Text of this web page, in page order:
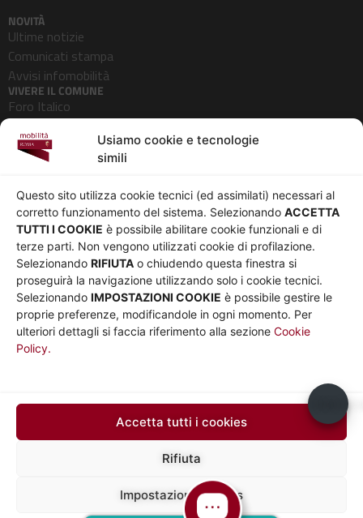
Usiamo cookie e tecnologie
simili
Questo sito utilizza cookie tecnici (ed assimilati) necessari al
corretto funzionamento del sistema. Selezionando ACCETTA
TUTTI I COOKIE è possibile abilitare cookie funzionali e di
terze parti. Non vengono utilizzati cookie di profilazione.
Selezionando RIFIUTA o chiudendo questa finestra si
proseguirà la navigazione utilizzando solo i cookie tecnici.
Selezionando IMPOSTAZIONI COOKIE è possibile gestire le
proprie preferenze, modificandole in ogni momento. Per
ulteriori dettagli si faccia riferimento alla sezione Cookie
Policy.
Accetta tutti i cookies
Rifiuta
Impostazioni cookies
NOVITÀ
Ultime notizie
Comunicati stampa
Avvisi infomobilità
VIVERE IL COMUNE
Foro Italico
Pedonalizzazioni
Aeroporti
Chi siamo
Governance
Whistleblowing
Co-Marketing
Social media policy
Informativa Cookie
Informativa Sito web e
social media
Privacy
Parità di genere
Amministrazione
trasparente
Bandi e gare
Note legali
UTILITÀ
Car Sharing Roma
Sede legale in via Silvio D’Amico 40, 00145 Roma, P. IVA e N.
Iscrizione 10735431008 del 31/12/2009 Numero REA 1253419
Usiamo